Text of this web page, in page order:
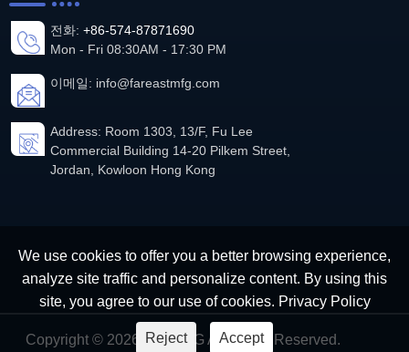
전화: +86-574-87871690
Mon - Fri 08:30AM - 17:30 PM
이메일: info@fareastmfg.com
Address: Room 1303, 13/F, Fu Lee
Commercial Building 14-20 Pilkem Street,
Jordan, Kowloon Hong Kong
Copyright © 2026 극동MFG All Rights Reserved.
We use cookies to offer you a better browsing experience,
analyze site traffic and personalize content. By using this
site, you agree to our use of cookies. Privacy Policy
Reject Accept